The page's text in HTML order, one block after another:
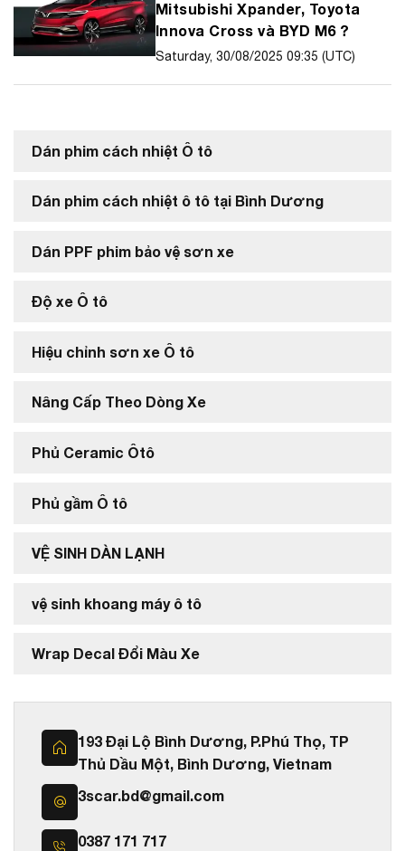
Mitsubishi Xpander, Toyota
Innova Cross và BYD M6 ?
Saturday, 30/08/2025 09:35 (UTC)
Dán phim cách nhiệt Ô tô
Dán phim cách nhiệt ô tô tại Bình Dương
Dán PPF phim bảo vệ sơn xe
Độ xe Ô tô
Hiệu chỉnh sơn xe Ô tô
Nâng Cấp Theo Dòng Xe
Phủ Ceramic Ôtô
Phủ gầm Ô tô
VỆ SINH DÀN LẠNH
vệ sinh khoang máy ô tô
Wrap Decal Đổi Màu Xe
193 Đại Lộ Bình Dương, P.Phú Thọ, TP
Thủ Dầu Một, Bình Dương, Vietnam
3scar.bd@gmail.com
0387 171 717